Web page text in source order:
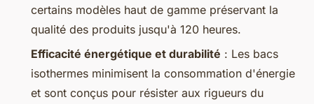
certains modèles haut de gamme préservant la
qualité des produits jusqu'à 120 heures.
Efficacité énergétique et durabilité : Les bacs
isothermes minimisent la consommation d'énergie
et sont conçus pour résister aux rigueurs du